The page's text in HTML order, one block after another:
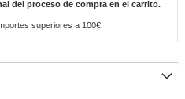
del proceso de compra en el carrito.
superiores a 100€.